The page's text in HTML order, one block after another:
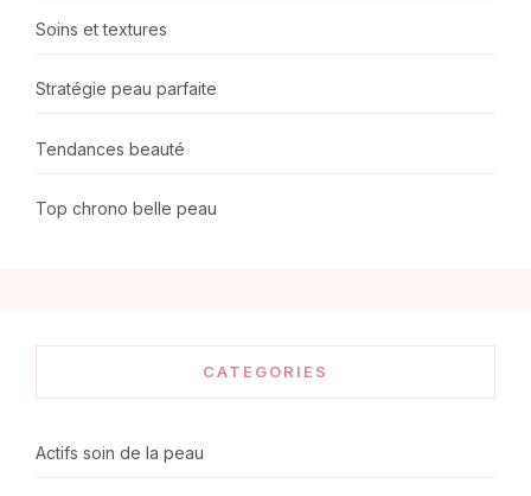
Soins et textures
Stratégie peau parfaite
Tendances beauté
Top chrono belle peau
CATEGORIES
Actifs soin de la peau